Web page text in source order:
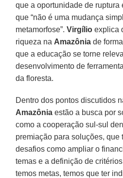
que a oportunidade de ruptura
que “não é uma mudança
metamorfose”.Virgílio explica
riqueza na Amazônia de
que a educação se torne
desenvolvimento de
da floresta.
Dentro dos pontos discutidos
Amazônia estão a busca por
como a cooperação sul-sul
premiação para soluções, que
desafios como ampliar o
temas e a definição de
temos metas, temos que ter